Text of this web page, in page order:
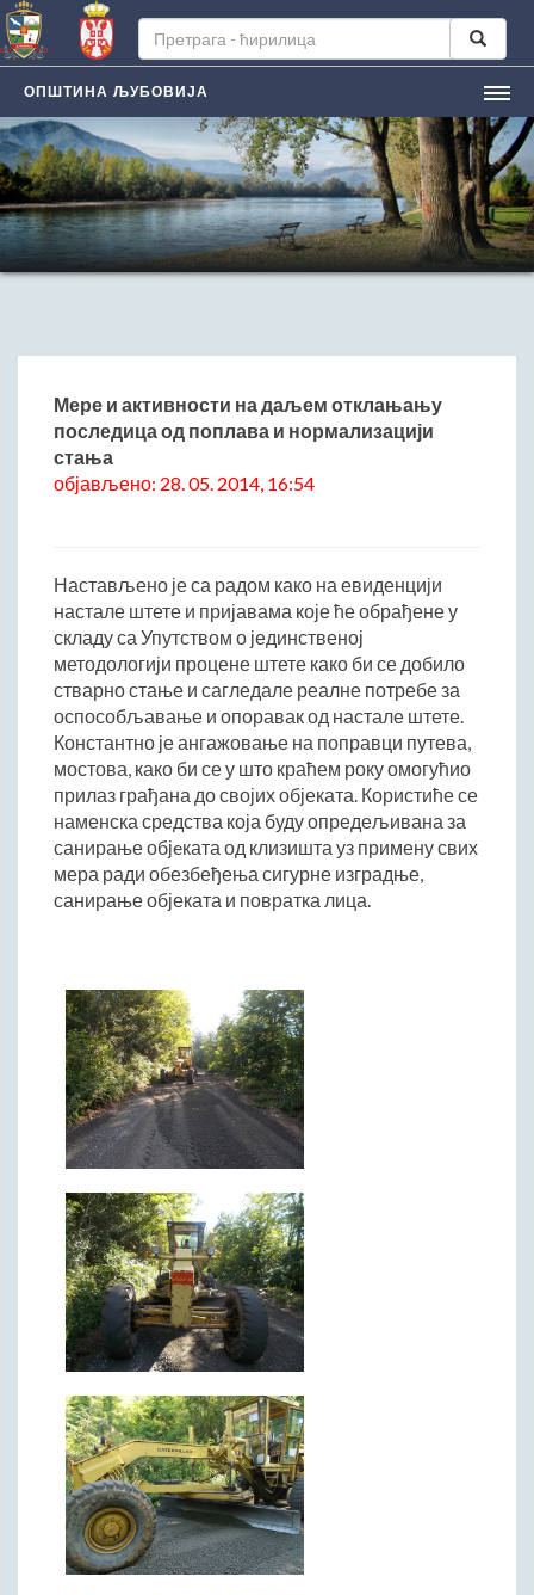
ОПШТИНА ЉУБОВИЈА
НАСЛОВНА
ЉУБОВИЈA
Лична карта града
Историјат
ЛОКАЛНА САМОУПРАВА
Председник општине
Заменик председника
Скупштина општине
Општинско веће
Састави Управних одбора и сталних радних тела
ПРИВРЕДА
Општи и просторни положај подручја општине
Развој и просторни размештај привреде
Пољопривреда
Шумарство
Индустрија
Грађевинарство
Занатство
Саобраћај и везе
Комунална делатност
Јавна предузећа
ДРУШТВО
Образовање
Здравствена заштита
Социјална заштита
Спорт
Удружењa
Државна управа и администрација
ГАЛЕРИЈА
Љубовија
Љубовија некад
Природа у Азбуковици
ВЕСТИ
ТУРИЗАМ
Мере и активности на даљем отклањању
последица од поплава и нормализацији
стања
објављено: 28. 05. 2014, 16:54
Настављено је са радом како на евиденцији
настале штете и пријавама које ће обрађене у
складу са Упутством о јединственој
методологији процене штете како би се добило
стварно стање и сагледале реалне потребе за
оспособљавање и опоравак од настале штете.
Константно је ангажовање на поправци путева,
мостова, како би се у што краћем року омогућио
прилаз грађана до својих објеката. Користиће се
наменска средства која буду опредељивана за
санирање објeката од клизишта уз примену свих
мера ради обезбеђења сигурне изградње,
санирање објеката и повратка лица.